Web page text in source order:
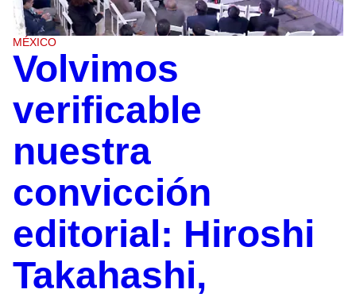
MÉXICO
Volvimos
verificable
nuestra
convicción
editorial: Hiroshi
Takahashi,